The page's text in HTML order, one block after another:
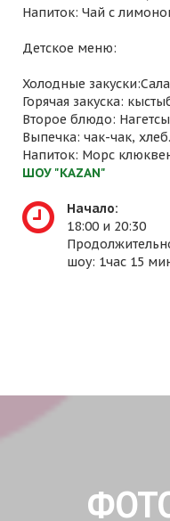
Напиток: Чай с
Детское меню:
Холодные
Горячая закуска:
Второе блюдо:
Выпечка: чак-чак, хлеб.
Напиток: Морс
ШОУ "KAZAN"
Начало:
18:00 и 20:30
шоу: 1час 15